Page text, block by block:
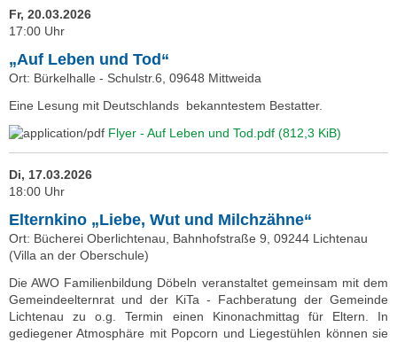
Fr, 20.03.2026
17:00 Uhr
„Auf Leben und Tod“
Ort: Bürkelhalle - Schulstr.6, 09648 Mittweida
Eine Lesung mit Deutschlands bekanntestem Bestatter.
Flyer - Auf Leben und Tod.pdf (812,3 KiB)
Di, 17.03.2026
18:00 Uhr
Elternkino „Liebe, Wut und Milchzähne“
Ort: Bücherei Oberlichtenau, Bahnhofstraße 9, 09244 Lichtenau
(Villa an der Oberschule)
Die AWO Familienbildung Döbeln veranstaltet gemeinsam mit dem
Gemeindeelternrat und der KiTa - Fachberatung der Gemeinde
Lichtenau zu o.g. Termin einen Kinonachmittag für Eltern. In
gediegener Atmosphäre mit Popcorn und Liegestühlen können sie